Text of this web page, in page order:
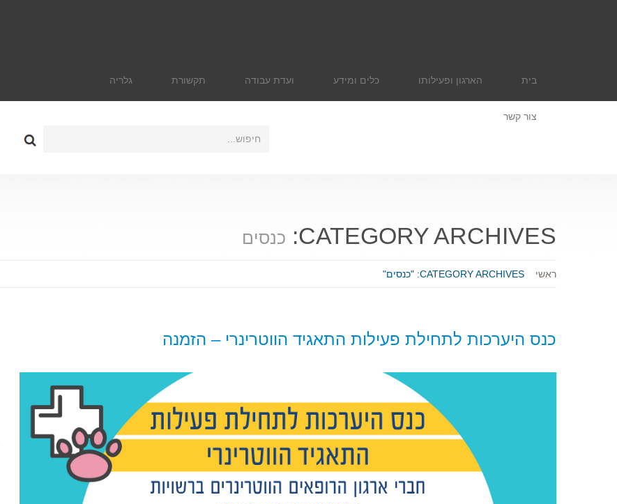
בית הארגון ופעילותו כלים ומידע ועדת עבודה תקשורת גלריה
צור קשר
CATEGORY ARCHIVES: כנסים
ראשי CATEGORY ARCHIVES: "כנסים"
כנס היערכות לתחילת פעילות התאגיד הווטרינרי – הזמנה